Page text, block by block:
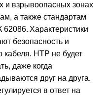
и взрывоопасных зонах
а также стандартам
62086. Характеристики
безопасность и
кабеля. HTР не будет
даже когда
друг на друга.
в ответ на